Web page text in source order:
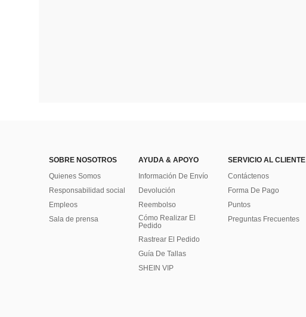
SOBRE NOSOTROS
Quienes Somos
Responsabilidad social
Empleos
Sala de prensa
AYUDA & APOYO
Información De Envío
Devolución
Reembolso
Cómo Realizar El
Pedido
Rastrear El Pedido
Guía De Tallas
SHEIN VIP
SERVICIO AL CLIENTE
Contáctenos
Forma De Pago
Puntos
Preguntas Frecuentes